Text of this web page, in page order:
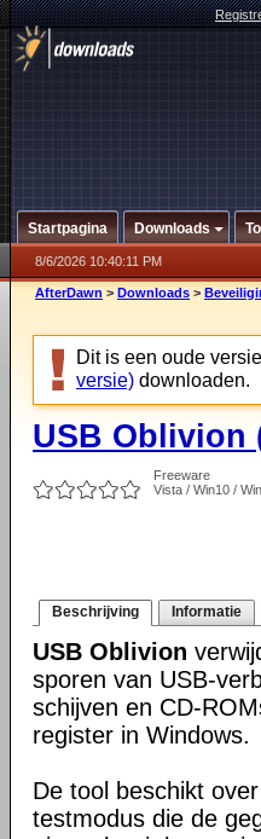
Startpagina Downloads
8/6/2026 10:40:11 PM
AfterDawn > Downloads >
Dit is een oude
versie) downloaden.
USB Oblivion
Freeware
Vista / Win10 /
Beschrijving Informatie
USB Oblivion
sporen van USB-
schijven en CD-
register in Windows.
De tool beschikt
testmodus die de